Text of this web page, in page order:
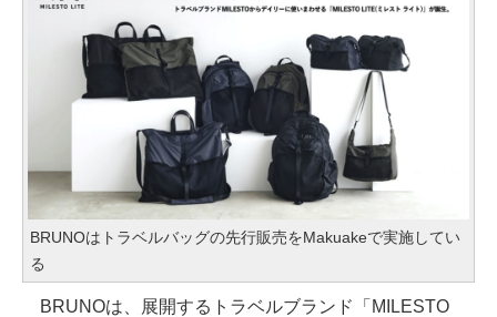
BRUNOはトラベルバッグの先行販売をMakuakeで実施してい
る
BRUNOは、展開するトラベルブランド「MILESTO